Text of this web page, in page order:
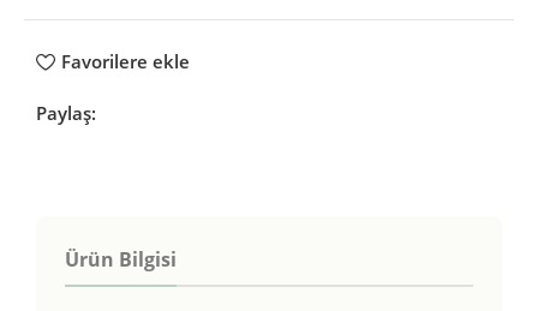
Favorilere ekle
Paylaş:
Ürün Bilgisi